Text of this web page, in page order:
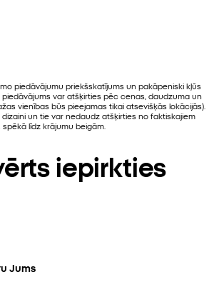
piedāvājumu priekšskatījums un pakāpeniski kļūs
piedāvājums var atšķirties pēc cenas, daudzuma un
vienības būs pieejamas tikai atsevišķās lokācijās).
un tie var nedaudz atšķirties no faktiskajiem
līdz krājumu beigām.
iepirkties
Jums